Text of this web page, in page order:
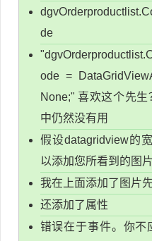
de
ode =
None;" 喜欢这个先
中仍然没有用
假设datagridview的
以添加您所看到的图片
我在上面添加了图片先
还添加了属性
错误在于事件。你不